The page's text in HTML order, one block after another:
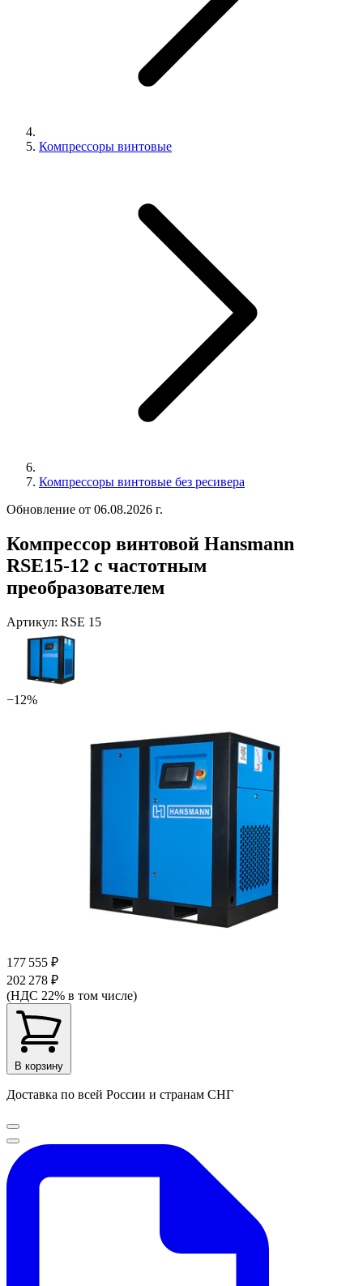
Компрессоры винтовые
Компрессоры винтовые без ресивера
Обновление от 06.08.2026 г.
Компрессор винтовой Hansmann
RSE15-12 с частотным
преобразователем
Артикул: RSE 15
−12%
177 555 ₽
202 278 ₽
(НДС 22% в том числе)
В корзину
Доставка по всей России и странам СНГ